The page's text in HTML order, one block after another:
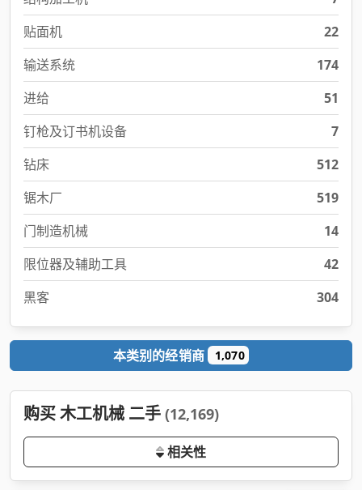
贴面机
22
输送系统
174
进给
51
钉枪及订书机设备
7
钻床
512
锯木厂
519
门制造机械
14
限位器及辅助工具
42
黑客
304
本类别的经销商 1,070
购买 木工机械 二手 (12,169)
相关性